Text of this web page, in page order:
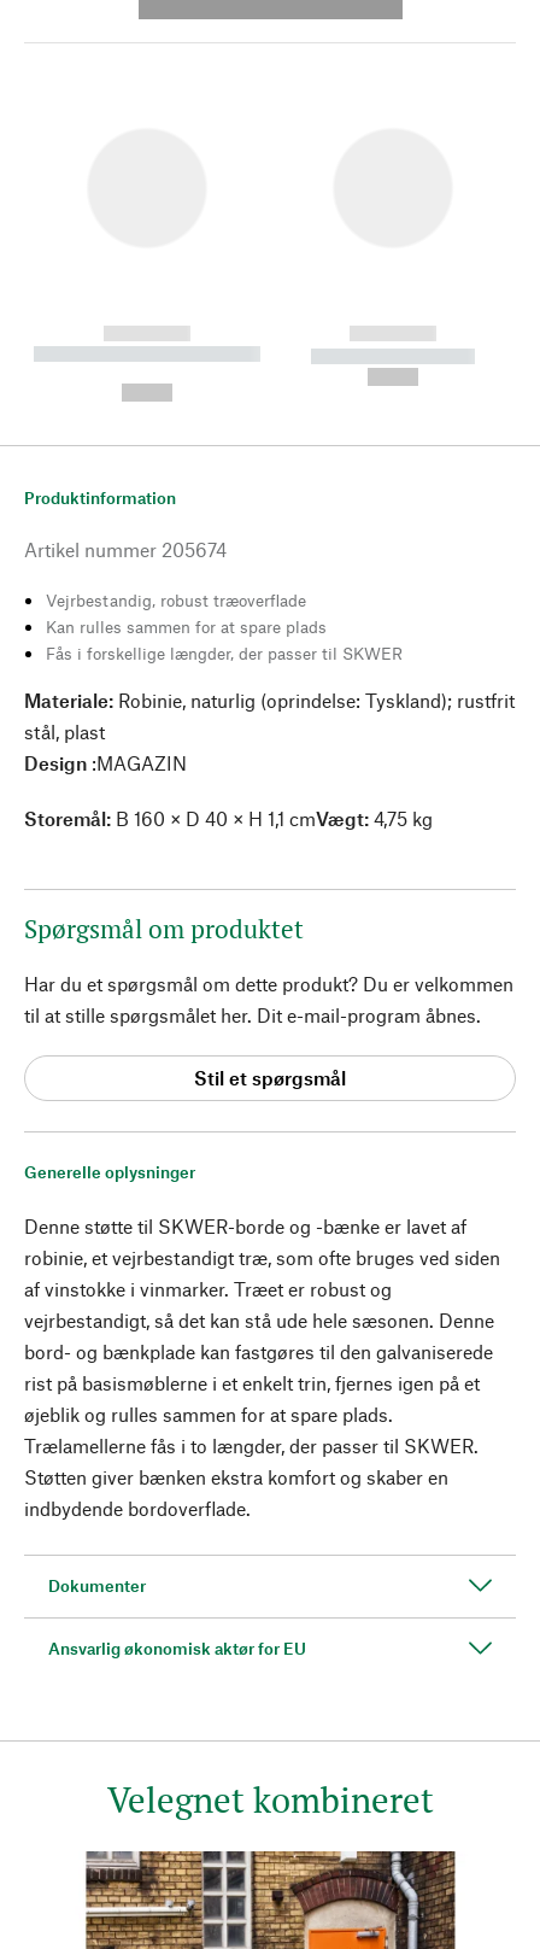
------------
----------- ----------- --------
------------
----------- -----------
Generelle oplysninger
Denne støtte til SKWER-borde og -bænke er lavet af
robinie, et vejrbestandigt træ, som ofte bruges ved siden
af vinstokke i vinmarker. Træet er robust og
vejrbestandigt, så det kan stå ude hele sæsonen. Denne
bord- og bænkplade kan fastgøres til den galvaniserede
rist på basismøblerne i et enkelt trin, fjernes igen på et
øjeblik og rulles sammen for at spare plads.
Trælamellerne fås i to længder, der passer til SKWER.
Støtten giver bænken ekstra komfort og skaber en
indbydende bordoverflade.
Dokumenter
Ansvarlig økonomisk aktør for EU
Produktinformation
Artikel nummer 205674
Vejrbestandig, robust træoverflade
Kan rulles sammen for at spare plads
Fås i forskellige længder, der passer til SKWER
Materiale: Robinie, naturlig (oprindelse: Tyskland); rustfrit
stål, plast
Design :MAGAZIN
Storemål: B 160 × D 40 × H 1,1 cmVægt: 4,75 kg
Spørgsmål om produktet
Har du et spørgsmål om dette produkt? Du er velkommen
til at stille spørgsmålet her. Dit e-mail-program åbnes.
Stil et spørgsmål
Velegnet kombineret